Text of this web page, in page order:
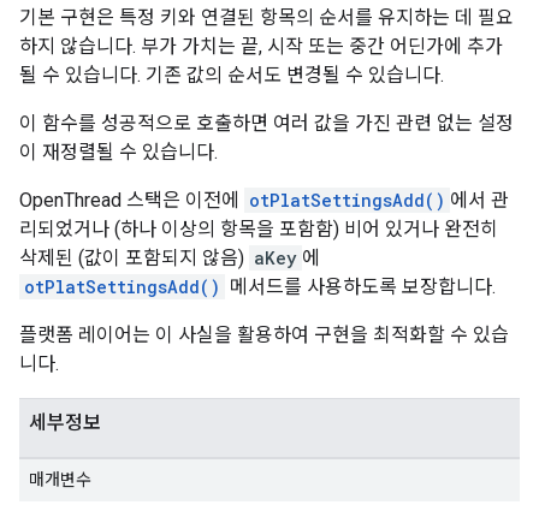
기본 구현은 특정 키와 연결된 항목의 순서를 유지하는 데 필요
하지 않습니다. 부가 가치는 끝, 시작 또는 중간 어딘가에 추가
될 수 있습니다. 기존 값의 순서도 변경될 수 있습니다.
이 함수를 성공적으로 호출하면 여러 값을 가진 관련 없는 설정
이 재정렬될 수 있습니다.
OpenThread 스택은 이전에 otPlatSettingsAdd() 에서 관
리되었거나 (하나 이상의 항목을 포함함) 비어 있거나 완전히
삭제된 (값이 포함되지 않음) aKey 에
otPlatSettingsAdd() 메서드를 사용하도록 보장합니다.
플랫폼 레이어는 이 사실을 활용하여 구현을 최적화할 수 있습
니다.
세부정보
매개변수